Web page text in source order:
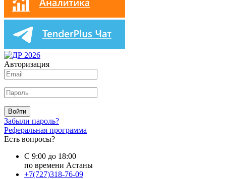
Авторизация
Войти
Забыли пароль?
Реферальная программа
Есть вопросы?
С 9:00 до 18:00
по времени Астаны
+7(727)318-76-09